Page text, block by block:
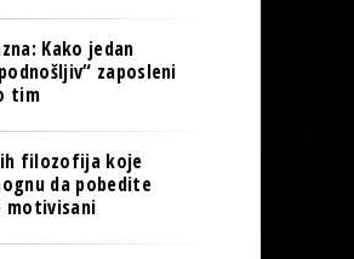
TECH I AI
BIZNIS & SPORT
PULS REGIONA
NOVO NA RAFU
PULS REGIONA
Kako jedan
zaposleni
tim
filozofija koje
da pobedite